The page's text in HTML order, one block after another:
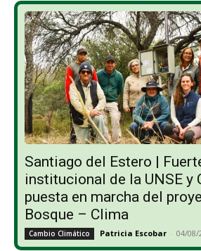
Santiago del Estero |
institucional de la UNSE y
puesta en marcha del
Bosque – Clima
Cambio Climático Patricia Escobar - 04/08/